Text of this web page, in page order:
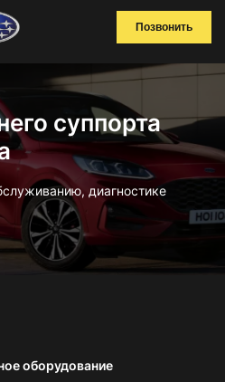
Позвонить
суппорта
диагностике
оборудование